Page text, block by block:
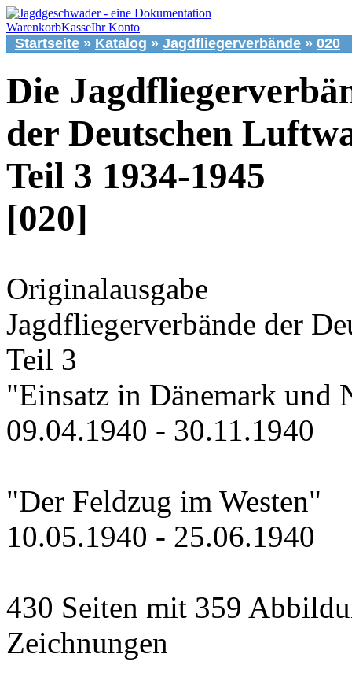
WarenkorbKasseIhr Konto
Startseite » Katalog » Jagdfliegerverbände » 020
Die
der Deutschen
Teil 3 1934-1945
[020]
Originalausgabe
Jagdfliegerverbände der
Teil 3
"Einsatz in Dänemark und
09.04.1940 - 30.11.1940
"Der Feldzug im Westen"
10.05.1940 - 25.06.1940
430 Seiten mit 359
Zeichnungen